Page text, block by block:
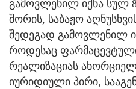
გამოვლენილ იქნა სულ
შორის, საბაჟო
შედეგად გამოვლენილ
როდესაც
რეალიზაციას
იურიდიული პირი,